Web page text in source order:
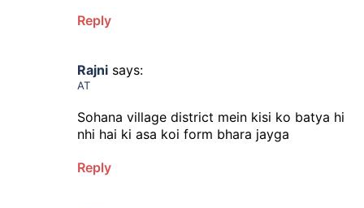
Reply
Rajni says:
AT
Sohana village district mein kisi ko batya hi
nhi hai ki asa koi form bhara jayga
Reply